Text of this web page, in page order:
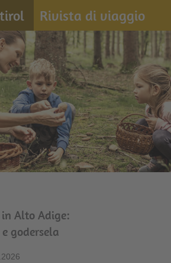
Rivista di viaggio
Alto Adige:
godersela